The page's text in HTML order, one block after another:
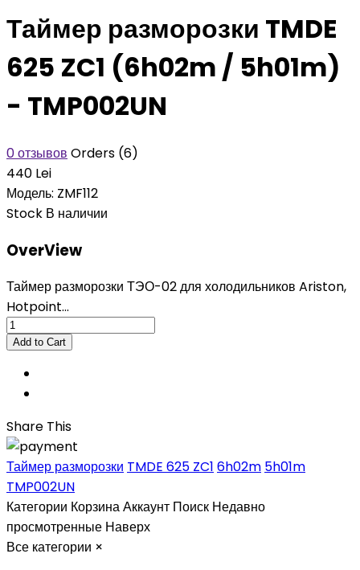
Таймер разморозки TMDE
625 ZC1 (6h02m / 5h01m)
- TMP002UN
0 отзывов Orders (6)
440 Lei
Модель: ZMF112
Stock В наличии
OverView
Таймер разморозки ТЭО-02 для холодильников Ariston,
Hotpoint...
Share This
Таймер разморозки TMDE 625 ZC1 6h02m 5h01m
TMP002UN
Категории КорзинаАккаунт Поиск Недавно
просмотренные Наверх
Все категории ×